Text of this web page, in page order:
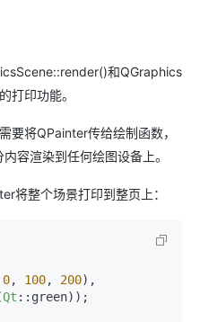
和QGraphics
打印功能。
要将QPainter传给绘制函数，
容渲染到任何绘图设备上。
将整个场景打印到整页上：
0, 100, 200),
Qt ::green));